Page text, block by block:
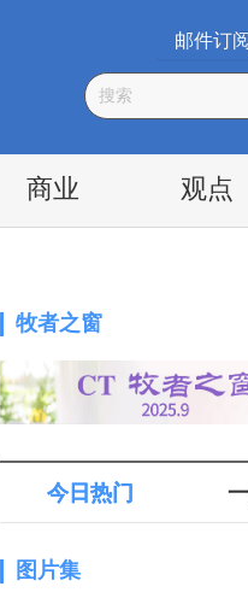
邮件订阅
商业 观点
牧者之窗
今日热门
图片集